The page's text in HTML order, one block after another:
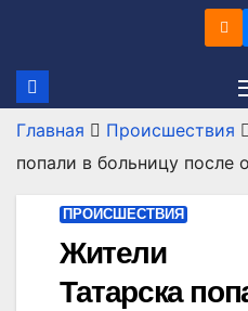
содержимому
Главная Происшествия
попали в больницу после
ПРОИСШЕСТВИЯ
Жители
Татарска